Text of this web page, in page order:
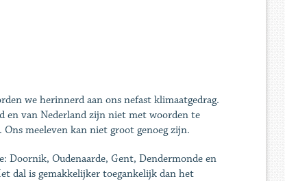
we herinnerd aan ons nefast klimaatgedrag.
en van Nederland zijn niet met woorden te
meeleven kan niet groot genoeg zijn.
Doornik, Oudenaarde, Gent, Dendermonde en
dal is gemakkelijker toegankelijk dan het